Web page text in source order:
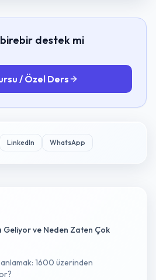
birebir destek mi
/ Özel Ders
LinkedIn WhatsApp
Geliyor ve Neden Zaten Çok
anlamak: 1600 üzerinden